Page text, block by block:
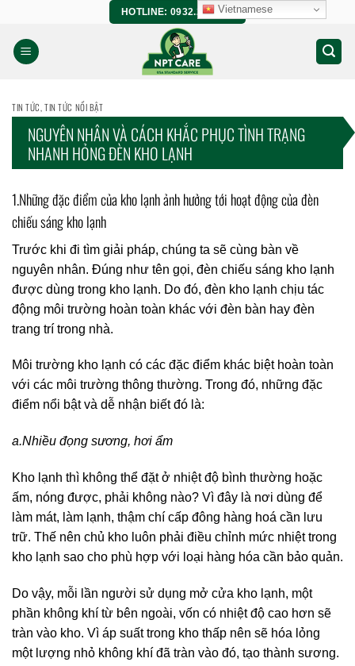
nội
dung
HOTLINE: 0932.266.458
TIN TỨC ,TIN TỨC NỔI BẬT
NGUYÊN NHÂN VÀ CÁCH KHẮC PHỤC TÌNH TRẠNG
NHANH HỎNG ĐÈN KHO LẠNH
1.Những đặc điểm của kho lạnh ảnh hưởng tới hoạt động của đèn
chiếu sáng kho lạnh
Trước khi đi tìm giải pháp, chúng ta sẽ cùng bàn về
nguyên nhân. Đúng như tên gọi, đèn chiếu sáng kho lạnh
được dùng trong kho lạnh. Do đó, đèn kho lạnh chịu tác
động môi trường hoàn toàn khác với đèn bàn hay đèn
trang trí trong nhà.
Môi trường kho lạnh có các đặc điểm khác biệt hoàn toàn
với các môi trường thông thường. Trong đó, những đặc
điểm nổi bật và dễ nhận biết đó là:
a.Nhiều đọng sương, hơi ẩm
Kho lạnh thì không thể đặt ở nhiệt độ bình thường hoặc
ấm, nóng được, phải không nào? Vì đây là nơi dùng để
làm mát, làm lạnh, thậm chí cấp đông hàng hoá cần lưu
trữ. Thế nên chủ kho luôn phải điều chỉnh mức nhiệt trong
kho lạnh sao cho phù hợp với loại hàng hóa cần bảo quản.
Do vậy, mỗi lần người sử dụng mở cửa kho lạnh, một
phần không khí từ bên ngoài, vốn có nhiệt độ cao hơn sẽ
tràn vào kho. Vì áp suất trong kho thấp nên sẽ hóa lỏng
một lượng nhỏ không khí đã tràn vào đó, tạo thành sương.
Vietnamese